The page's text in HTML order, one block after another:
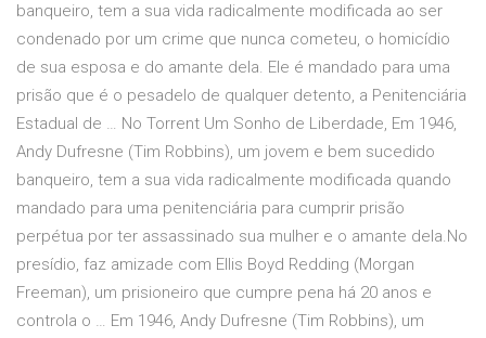
banqueiro, tem a sua vida radicalmente modificada ao ser
condenado por um crime que nunca cometeu, o homicídio
de sua esposa e do amante dela. Ele é mandado para uma
prisão que é o pesadelo de qualquer detento, a Penitenciária
Estadual de … No Torrent Um Sonho de Liberdade, Em 1946,
Andy Dufresne (Tim Robbins), um jovem e bem sucedido
banqueiro, tem a sua vida radicalmente modificada quando
mandado para uma penitenciária para cumprir prisão
perpétua por ter assassinado sua mulher e o amante dela.No
presídio, faz amizade com Ellis Boyd Redding (Morgan
Freeman), um prisioneiro que cumpre pena há 20 anos e
controla o … Em 1946, Andy Dufresne (Tim Robbins), um